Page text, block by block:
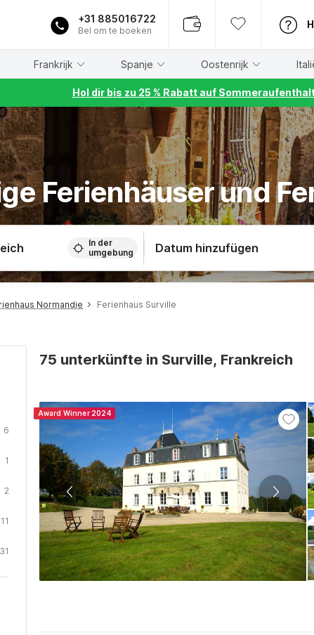
+31 885016722
Bel om te boeken
Frankrijk Spanje Oostenrijk
Hol dir bis zu 25 % Rabatt auf
Ferienhäuser und
In der
umgebung
Datum hinzufügen
Normandie Ferienhaus Surville
6
1
2
11
31
75 unterkünfte in Surville, Frankreich
Award Winner 2024